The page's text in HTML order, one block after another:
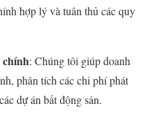
hợp lý và tuân thủ các quy
chính: Chúng tôi giúp doanh
phân tích các chi phí phát
dự án bất động sản.